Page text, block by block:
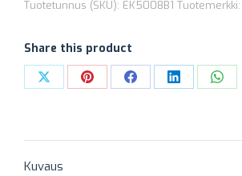
EK5008B1
MM
(ETU
HD
Tuotetunnus (SKU): EK5008B1 Tuotemerkki:
Share this product
Share Share Share Share Share
Kuvaus